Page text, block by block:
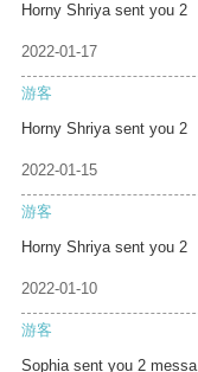
Horny Shriya sent you 2
2022-01-17
游客
Horny Shriya sent you 2
2022-01-15
游客
Horny Shriya sent you 2
2022-01-10
游客
Sophia sent you 2 messa